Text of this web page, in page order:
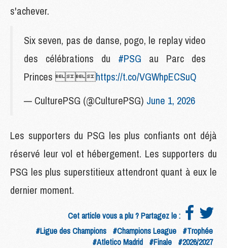
s'achever.
Six seven, pas de danse, pogo, le replay video
des célébrations du #PSG au Parc des
Princes https://t.co/VGWhpECSuQ
— CulturePSG (@CulturePSG) June 1, 2026
Les supporters du PSG les plus confiants ont déjà
réservé leur vol et hébergement. Les supporters du
PSG les plus superstitieux attendront quant à eux le
dernier moment.
Cet article vous a plu ? Partagez le :
#Ligue des Champions #Champions League #Trophée
#Atletico Madrid #Finale #2026/2027